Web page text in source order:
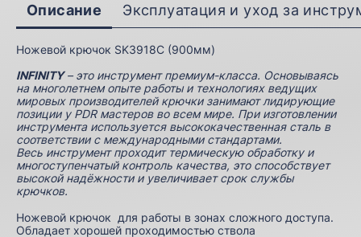
Описание Эксплуатация и уход за
Ножевой крючок SK3918C (900мм)
INFINITY– это инструмент премиум-класса. Основываясь
на многолетнем опыте работы и технологиях ведущих
мировых производителей крючки занимают лидирующие
позиции у PDR мастеров во всем мире. При изготовлении
инструмента используется высококачественная сталь в
соответствии с международными стандартами.
Весь инструмент проходит термическую обработку и
многоступенчатый контроль качества, это способствует
высокой надёжности и увеличивает срок службы
крючков.
Ножевой крючок для работы в зонах сложного доступа.
Обладает хорошей проходимостью ствола